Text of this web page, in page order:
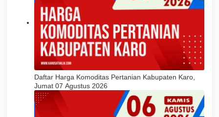
Daftar Harga Komoditas Pertanian Kabupaten Karo,
Jumat 07 Agustus 2026